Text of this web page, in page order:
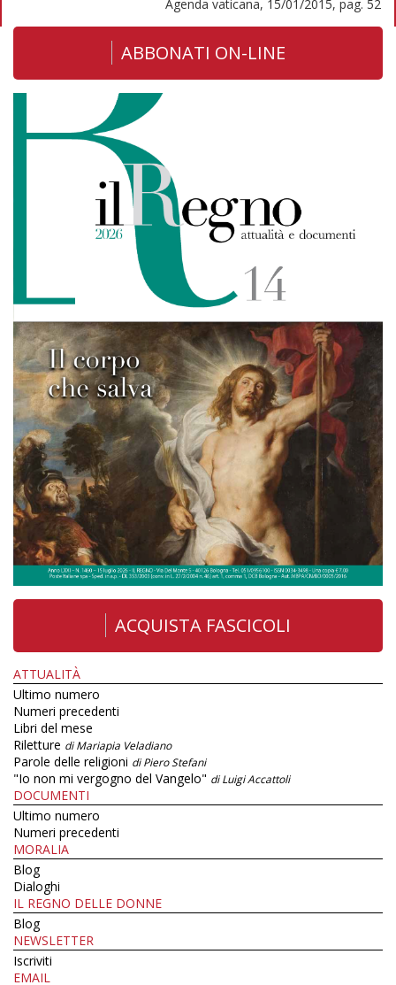
Agenda vaticana, 15/01/2015, pag. 52
ABBONATI ON-LINE
ACQUISTA FASCICOLI
ATTUALITÀ
Ultimo numero
Numeri precedenti
Libri del mese
Riletture di Mariapia Veladiano
Parole delle religioni di Piero Stefani
"Io non mi vergogno del Vangelo" di Luigi Accattoli
DOCUMENTI
Ultimo numero
Numeri precedenti
MORALIA
Blog
Dialoghi
IL REGNO DELLE DONNE
Blog
NEWSLETTER
Iscriviti
EMAIL